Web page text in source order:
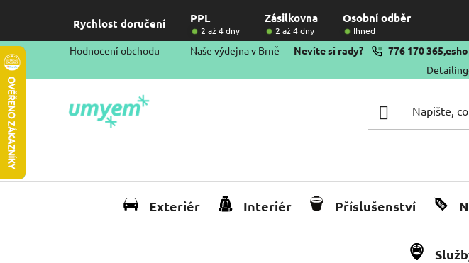
obsah
Rychlost doručení PPL Zásilkovna Osobní odběr
2 až 4 dny 2 až 4 dny Ihned
Hodnocení obchodu Naše výdejna v Brně Nevíte si rady? 776 170 365,
Exteriér Interiér Příslušenství